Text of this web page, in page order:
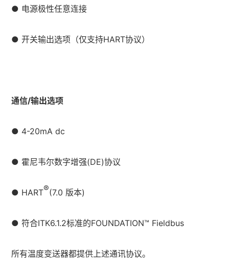
● 电源极性任意连接
● 开关输出选项（仅支持HART协议）
通信/输出选项
● 4-20mA dc
● 霍尼韦尔数字增强(DE)协议
● HART®(7.0 版本)
● 符合ITK6.1.2标准的FOUNDATION™ Fieldbus
所有温度变送器都提供上述通讯协议。